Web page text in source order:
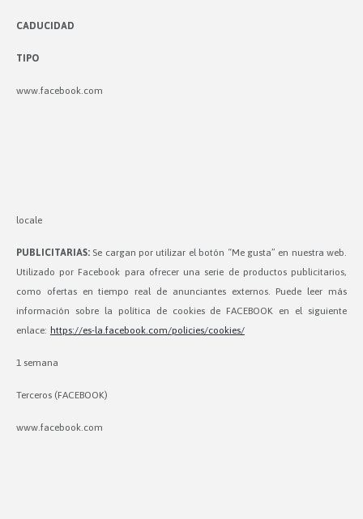
CADUCIDAD
TIPO
www.facebook.com
locale
PUBLICITARIAS: Se cargan por utilizar el botón “Me gusta” en nuestra web.
Utilizado por Facebook para ofrecer una serie de productos publicitarios,
como ofertas en tiempo real de anunciantes externos. Puede leer más
información sobre la política de cookies de FACEBOOK en el siguiente
enlace: https://es-la.facebook.com/policies/cookies/
1 semana
Terceros (FACEBOOK)
www.facebook.com